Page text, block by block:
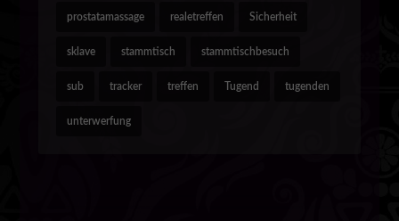
prostatamassage realetreffen Sicherheit
sklave stammtisch stammtischbesuch
sub tracker treffen Tugend tugenden
unterwerfung